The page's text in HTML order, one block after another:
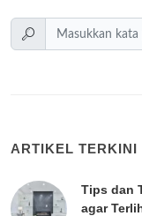
ARTIKEL TERKINI
Tips dan
agar